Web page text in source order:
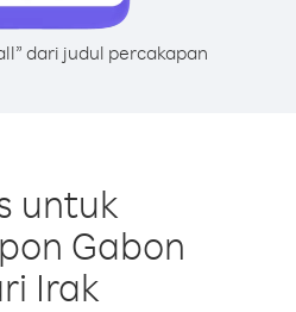
dari judul percakapan
untuk
Gabon
Irak